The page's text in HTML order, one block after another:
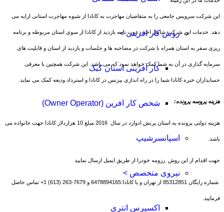
روش کار افرینی >
کار آفرینی استان کبک
شخص کار افرین (Owner Operator)
اسپانسرشیپ
نیروی متخصص >
اکسپرس انتری
این شرکت سرویس جامعی را به متقاضیان مهاجرت به کانادا از شیوه مهاجرت استانی ارایه می
دهد. خدمات این شرکت شامل اخذ دعوت نامه بازدید از کانادا از سوی استان مربوطه و برنامه
ریزی سفر به استان همراه با شرکت در مصاحبه ها و جلسات و بازدید از استان و قابلیت های
سرمایه گذاری در آن به شما کمک خواهد نمود که می باشد. این شرکت همچنین با معرفی
حسابداران خبره کانادا شما را در راه اندازی بیزنس در کانادا و استرداد ودیعه کمک می نماید.
هزینه پروسه پرونده:
هزینه دولتی پرونده به استان پرنش ادوارد در سال 2016 مبلغ 10 هزاردلار کانادا جهت خانواده می
باشد.
جهت اقدام از این روش رزومه خودرا از طریق ایمیل ارسال نمایید
شماره رایگان 85312851 از تهران و یا کانادا:6478894165 و 7679-263 (613) 1+ تماس حاصل
فرمایید.